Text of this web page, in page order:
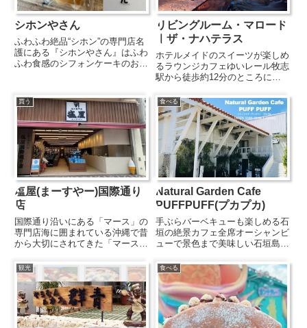
シホンやさん
ふわふわ絶品“シホン”の専門店名
護にある『シホンやさん』はふわ
ふわ食感のシフォンケーキのお
ーン、ココア、アールグレイなど
様々なフレーバーをご用意。ほか
にも、クリームやフルーツがサ
ン...
リビングルーム・マロード
｜ザ・ナハテラス
ホテルメイドのスイーツが楽しめ
るラウンジカフェゆいレール牧志
駅から徒歩約12分のところにあ
通りまでは徒歩約15分と観光ア
クセス抜群！那覇市の新都心部に
位置しているため観光施設や空港
からのアクセスが便利なのにも
関...
買う
塩屋(まーすやー)国際通り
店
国際通り沿いにある「マース」の
専門店海に囲まれている沖縄で昔
から大切にされてきた「マース」
ーすやーはそんな塩の専門店で
す。国際通り店では、沖縄の塩を
中心に世界中の塩や塩製品につい
て、塩の専門家である「ソルト
ソ...
食べる
Natural Garden Cafe
PUFFPUFF(プカプカ)
手ぶらバーベキューも楽しめる石
垣の絶景カフェ全席オーシャンビ
ューで景色まで美味しい石垣島の
ストビーフボウルやタコライスと
いったお食事メニューから、イン
スタ映え間違いなしのドリンクや
パフェ、カクテルなど見た目も...
観光 食べる